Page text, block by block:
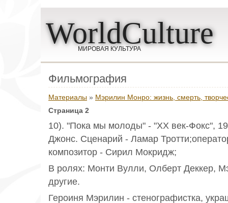
WorldCulture
МИРОВАЯ КУЛЬТУРА
Фильмография
Материалы » Мэрилин Монро: жизнь, смерть,
Страница 2
10). "Пока мы молоды" - "ХХ век-Фокс",
Джонс. Сценарий - Ламар
композитор - Сирил Мокридж;
В ролях: Монти Вулли, Олберт Деккер,
другие.
Героиня Мэрилин - стенографистка,